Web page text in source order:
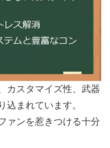
カスタマイズ性、武器
込まれています。
ァンを惹きつける十分